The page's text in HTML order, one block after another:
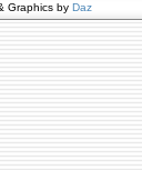
Graphics by Daz